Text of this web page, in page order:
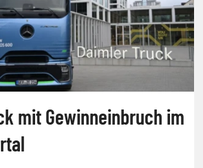
mit Gewinneinbruch im